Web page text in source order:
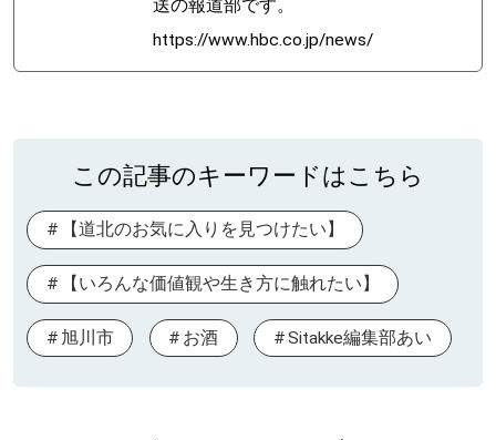
送の報道部です。
https://www.hbc.co.jp/news/
この記事のキーワードはこちら
【道北のお気に入りを見つけたい】
【いろんな価値観や生き方に触れたい】
旭川市 お酒 Sitakke編集部あい